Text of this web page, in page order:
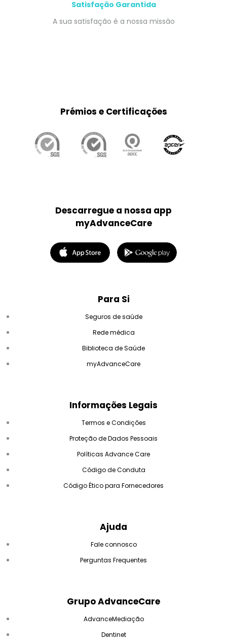
Satisfação Garantida
A sua satisfação é a nossa missão
Para Si
Seguros de saúde
Rede médica
Biblioteca de Saúde
myAdvanceCare
Informações Legais
Termos e Condições
Proteção de Dados Pessoais
Políticas Advance Care
Código de Conduta
Código Ético para Fornecedores
Ajuda
Fale connosco
Perguntas Frequentes
Grupo AdvanceCare
AdvanceMediação
Dentinet
Descarregue a nossa app
myAdvanceCare
Prémios e Certificações